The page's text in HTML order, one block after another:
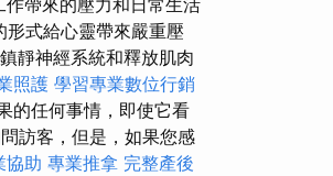
式給心靈帶來嚴重壓
靜神經系統和釋放肌肉
照護 學習專業數位行銷
的任何事情，即使它看
訪客，但是，如果您感
協助 專業推拿 完整產後